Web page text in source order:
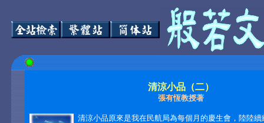
清涼小品（二）
張有恆教授著
清涼小品原來是我在民航局為每個月的慶生會，陸陸續